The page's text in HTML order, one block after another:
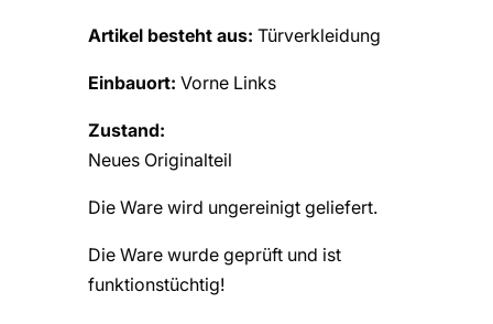
Artikel besteht aus: Türverkleidung
Einbauort: Vorne Links
Zustand:
Neues Originalteil
Die Ware wird ungereinigt geliefert.
Die Ware wurde geprüft und ist
funktionstüchtig!